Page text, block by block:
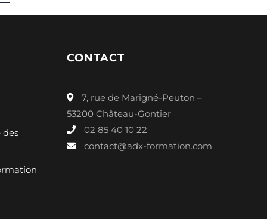
des
CONTACT
7, rue de Marigné-Peuton –
53200 Château-Gontier
02 85 40 10 22
contact@adx-formation.com